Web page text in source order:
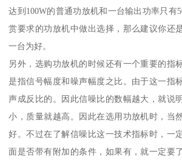
达到100W的普通功放机和一台输出功率只有
赏要求的功放机中做出选择，那么建议你还
一台为好。
另外，选购功放机的时候还有一个重要的指
是指信号幅度和噪声幅度之比。由于这一指
声成反比的。因此信噪比的数幅越大，就说
小，质量就越高。因此在选用功放机时，当
好。不过在了解信噪比这一技术指标时，一
面是否带有附加的条件，如果有，就一定要